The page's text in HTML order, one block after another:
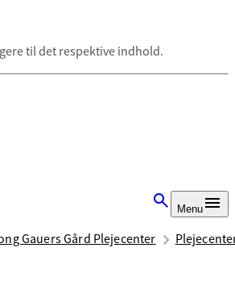
til det respektive indhold.
Menu
Gauers Gård Plejecenter